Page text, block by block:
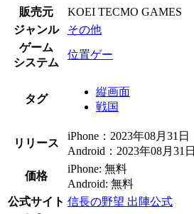
販売元
KOEI TECMO GAMES
ジャンル
その他
ゲーム
システム
位置ゲー
タグ
縦画面
戦国
リリース
iPhone：2023年08月31日
Android：2023年08月31日
価格
iPhone: 無料
Android: 無料
公式サイト 信長の野望 出陣公式